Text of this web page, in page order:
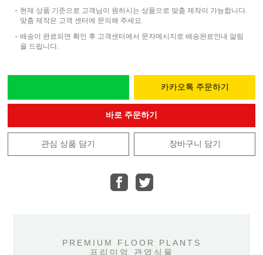
현재 상품 기준으로 고객님이 원하시는 상품으로 맞춤 제작이 가능합니다.
맞춤 제작은 고객 센터에 문의해 주세요.
배송이 완료되면 확인 후 고객센터에서 문자메시지로 배송완료안내 알림
을 드립니다.
카카오톡 주문하기
바로 주문하기
관심 상품 담기 장바구니 담기
PREMIUM FLOOR PLANTS
프리미엄 관엽식물